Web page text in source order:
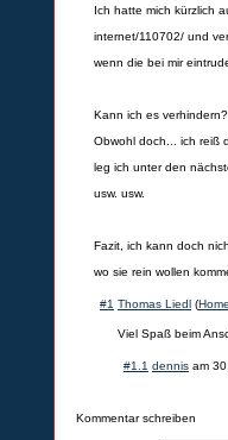
Ich hatte mich kürzlich
internet/110702/ und
wenn die bei mir
Kann ich es verhindern?
Obwohl doch... ich reiß
leg ich unter den
usw. usw.
Fazit, ich kann doch
wo sie rein wollen
#1 Thomas Liedl (
Viel Spaß beim
#1.1 dennis am
Kommentar schreiben